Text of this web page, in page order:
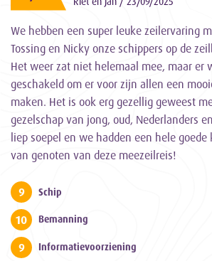
We hebben een super leuke zeilervaring
Tossing en Nicky onze schippers op de
Het weer zat niet helemaal mee, maar er
geschakeld om er voor zijn allen een
maken. Het is ook erg gezellig geweest
gezelschap van jong, oud, Nederlanders
liep soepel en we hadden een hele goede
van genoten van deze meezeilreis!
9 Schip
10 Bemanning
9 Informatievoorziening